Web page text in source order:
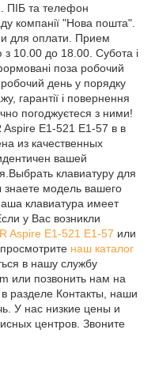
ПІБ та телефон
компанії "Нова пошта".
для оплати. Прием
10.00 до 18.00. Субота і
поза робочий
день у порядку
гарантії і повернення
погоджуєтеся з ними!
Aspire E1-521 E1-57 в в
из качественных
вашей
клавиатуру для
знаете модель вашего
клавиатура имеет
у Вас возникли
Aspire E1-521 E1-57 или
, просмотрите наш каталог
в нашу службу
или позвонить нам на
разделе Контакты, наши
У нас низкие цены и
центров. Звоните